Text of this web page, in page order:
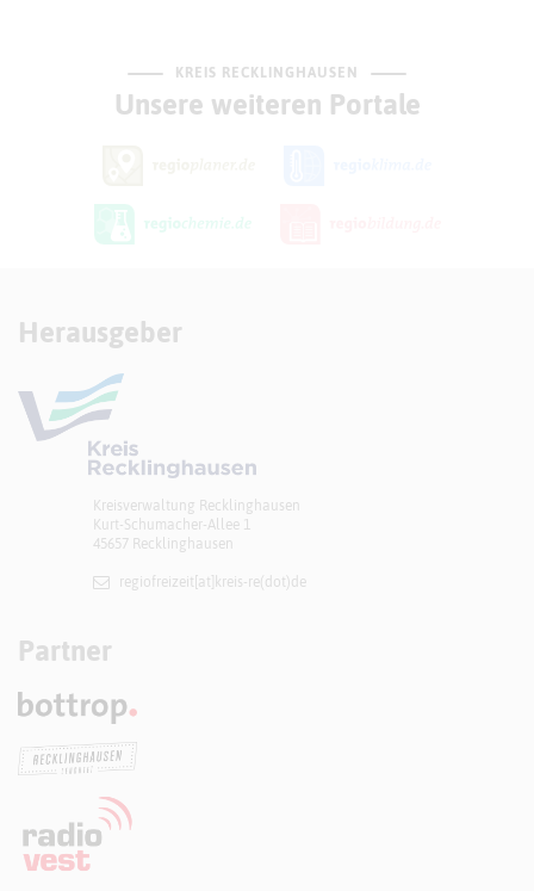
KREIS RECKLINGHAUSEN
Unsere weiteren Portale
Herausgeber
Kreisverwaltung Recklinghausen
Kurt-Schumacher-Allee 1
45657 Recklinghausen
regiofreizeit[at]​kreis-re(dot)de
Partner